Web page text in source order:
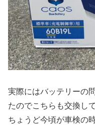
実際にはバッテリーの
たのでこちらも交換し
ちょうど今頃が車検の